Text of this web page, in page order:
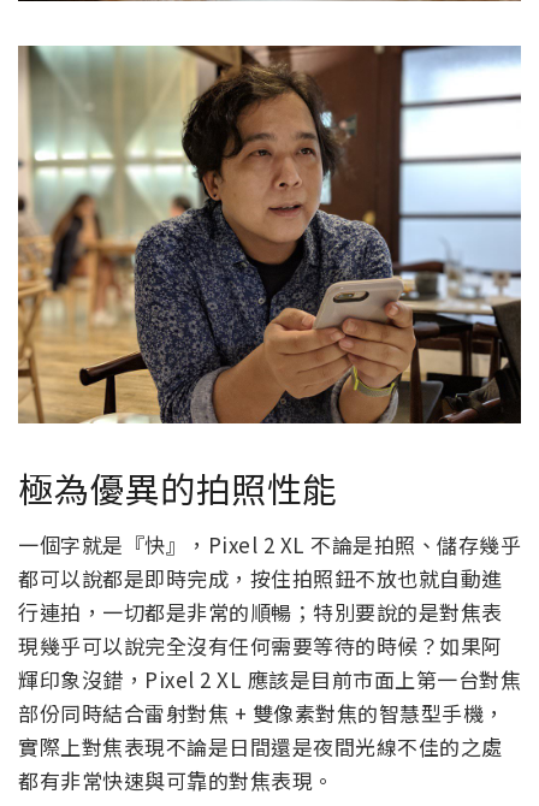
極為優異的拍照性能
一個字就是『快』，Pixel 2 XL 不論是拍照、儲存幾乎
都可以說都是即時完成，按住拍照鈕不放也就自動進
行連拍，一切都是非常的順暢；特別要說的是對焦表
現幾乎可以說完全沒有任何需要等待的時候？如果阿
輝印象沒錯，Pixel 2 XL 應該是目前市面上第一台對焦
部份同時結合雷射對焦 + 雙像素對焦的智慧型手機，
實際上對焦表現不論是日間還是夜間光線不佳的之處
都有非常快速與可靠的對焦表現。